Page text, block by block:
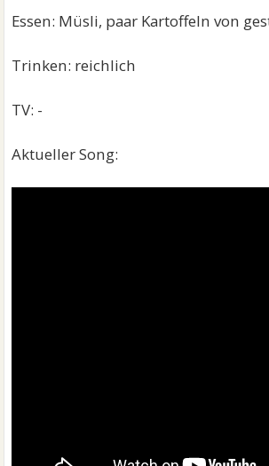
Essen: Müsli, paar Kartoffeln von
Trinken: reichlich
TV: -
Aktueller Song: